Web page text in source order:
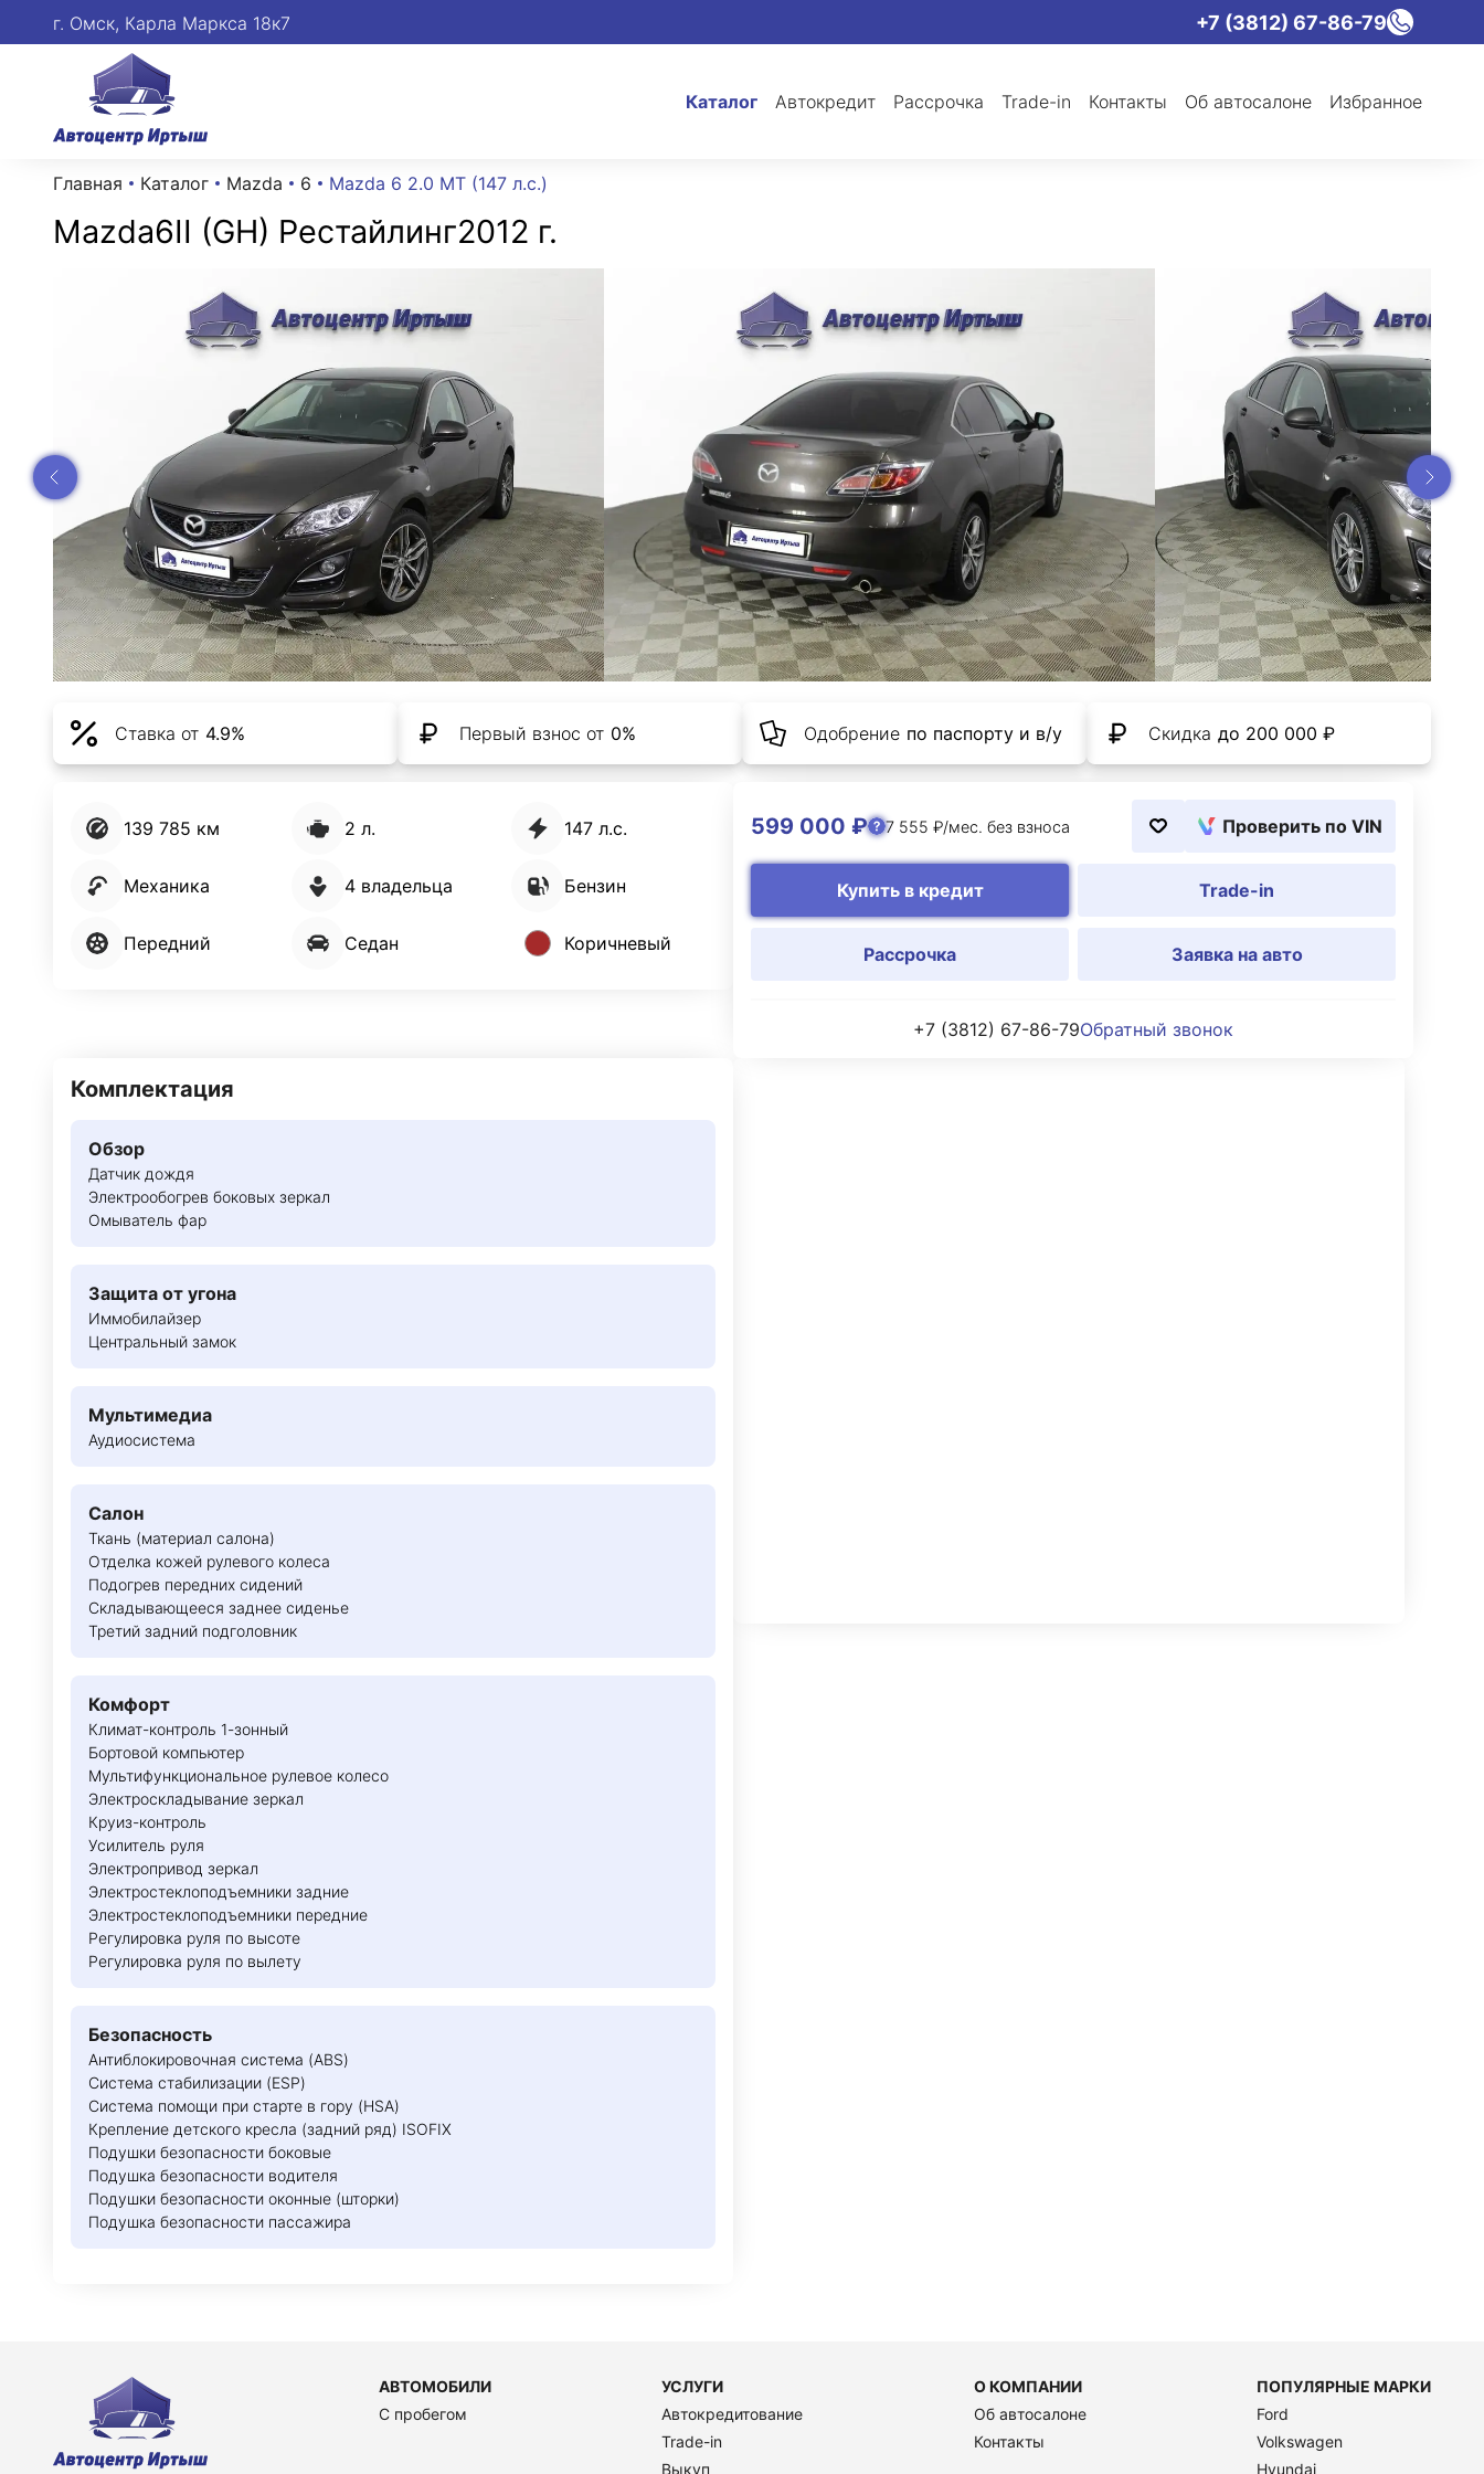
г. Омск, Карла Маркса 18к7 +7 (3812) 67-86-79
Каталог Автокредит Рассрочка Trade-in Контакты Об автосалоне Избранное
Главная Каталог Mazda 6 Mazda 6 2.0 MT (147 л.с.)
Mazda6II (GH) Рестайлинг2012 г.
Ставка от 4.9% Первый взнос от 0% Одобрение по паспорту и в/у Скидка до 200 000 ₽
139 785 км 2 л. 147 л.с.
Механика 4 владельца Бензин
Передний Седан Коричневый
599 000 ₽ 7 555 ₽/мес. без взноса Проверить по VIN
Купить в кредит Trade-in
Рассрочка Заявка на авто
+7 (3812) 67-86-79Обратный звонок
Комплектация
Обзор
Датчик дождя
Электрообогрев боковых зеркал
Омыватель фар
Защита от угона
Иммобилайзер
Центральный замок
Мультимедиа
Аудиосистема
Салон
Ткань (материал салона)
Отделка кожей рулевого колеса
Подогрев передних сидений
Складывающееся заднее сиденье
Третий задний подголовник
Комфорт
Климат-контроль 1-зонный
Бортовой компьютер
Мультифункциональное рулевое колесо
Электроскладывание зеркал
Круиз-контроль
Усилитель руля
Электропривод зеркал
Электростеклоподъемники задние
Электростеклоподъемники передние
Регулировка руля по высоте
Регулировка руля по вылету
Безопасность
Антиблокировочная система (ABS)
Система стабилизации (ESP)
Система помощи при старте в гору (HSA)
Крепление детского кресла (задний ряд) ISOFIX
Подушки безопасности боковые
Подушка безопасности водителя
Подушки безопасности оконные (шторки)
Подушка безопасности пассажира
АВТОМОБИЛИ
C пробегом
УСЛУГИ
Автокредитование
Trade-in
Выкуп
О КОМПАНИИ
Об автосалоне
Контакты
ПОПУЛЯРНЫЕ МАРКИ
Ford
Volkswagen
Hyundai